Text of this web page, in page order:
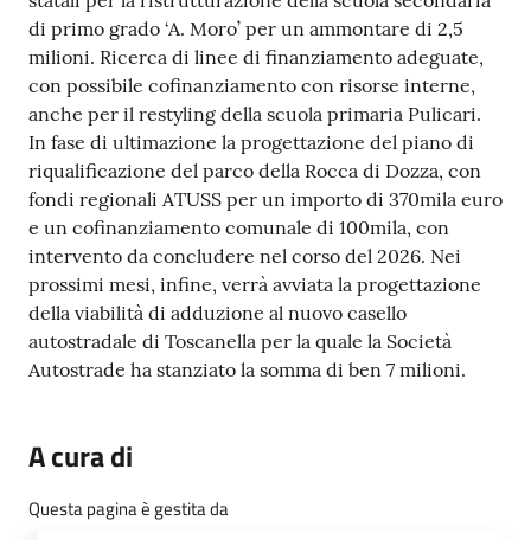
di primo grado ‘A. Moro’ per un ammontare di 2,5
milioni. Ricerca di linee di finanziamento adeguate,
con possibile cofinanziamento con risorse interne,
anche per il restyling della scuola primaria Pulicari.
In fase di ultimazione la progettazione del piano di
riqualificazione del parco della Rocca di Dozza, con
fondi regionali ATUSS per un importo di 370mila euro
e un cofinanziamento comunale di 100mila, con
intervento da concludere nel corso del 2026. Nei
prossimi mesi, infine, verrà avviata la progettazione
della viabilità di adduzione al nuovo casello
autostradale di Toscanella per la quale la Società
Autostrade ha stanziato la somma di ben 7 milioni.
A cura di
Questa pagina è gestita da